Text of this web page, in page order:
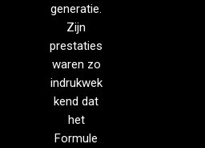
generatie.
Zijn
prestaties
waren zo
indrukwek
kend dat
het
Formule